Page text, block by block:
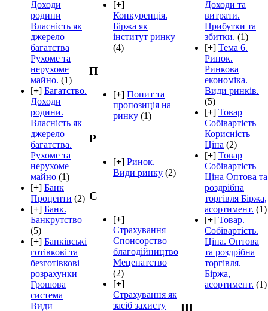
Доходи
родини
Власність як
джерело
багатства
Рухоме та
нерухоме
майно. (1)
[+] Багатство.
Доходи
родини.
Власність як
джерело
багатства.
Рухоме та
нерухоме
майно (1)
[+] Банк
Проценти (2)
[+] Банк.
Банкрутство
(5)
[+] Банківські
готівкові та
безготівкові
розрахунки
Грошова
система
Види
[+]
Конкуренція.
Біржа як
інститут ринку
(4)
П
[+] Попит та
пропозиція на
ринку (1)
Р
[+] Ринок.
Види ринку (2)
С
[+]
Страхування
Спонсорство
благодійництво
Меценатство
(2)
[+]
Страхування як
засіб захисту
Доходи та
витрати.
Прибутки та
збитки. (1)
[+] Тема 6.
Ринок.
Ринкова
економіка.
Види ринків.
(5)
[+] Товар
Собівартість
Корисність
Ціна (2)
[+] Товар
Собівартість
Ціна Оптова та
роздрібна
торгівля Біржа,
асортимент. (1)
[+] Товар.
Собівартість.
Ціна. Оптова
та роздрібна
торгівля.
Біржа,
асортимент. (1)
Ш